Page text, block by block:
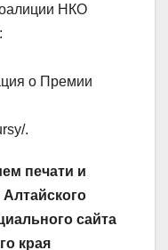
НКО
о Премии
.
печати и
сайта
края